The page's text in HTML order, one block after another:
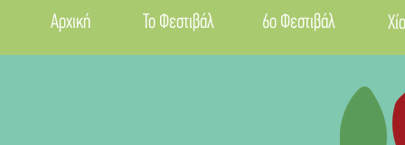
Αρχική Το Φεστιβάλ 6ο Φεστιβάλ